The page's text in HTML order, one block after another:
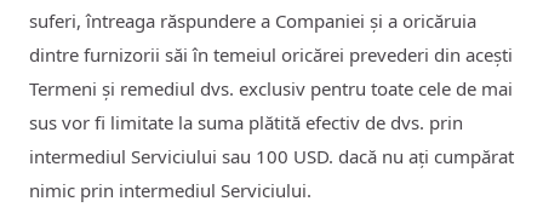
suferi, întreaga răspundere a Companiei și a oricăruia
dintre furnizorii săi în temeiul oricărei prevederi din acești
Termeni și remediul dvs. exclusiv pentru toate cele de mai
sus vor fi limitate la suma plătită efectiv de dvs. prin
intermediul Serviciului sau 100 USD. dacă nu ați cumpărat
nimic prin intermediul Serviciului.